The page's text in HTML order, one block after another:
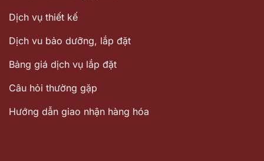
Dịch vụ thiết kế
Dịch vu bảo dưỡng, lắp đặt
Bảng giá dịch vụ lắp đặt
Câu hỏi thường gặp
Hướng dẫn giao nhận hàng hóa